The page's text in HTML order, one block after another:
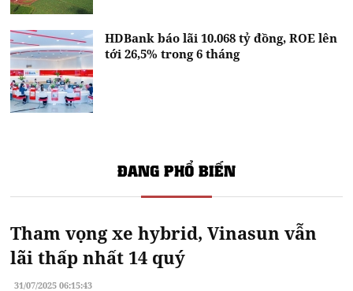
HDBank báo lãi 10.068 tỷ đồng, ROE lên
tới 26,5% trong 6 tháng
ĐANG PHỔ BIẾN
Tham vọng xe hybrid, Vinasun vẫn
lãi thấp nhất 14 quý
31/07/2025 06:15:43